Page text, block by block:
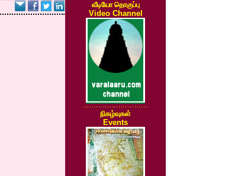
வீடியோ தொகுப்பு
Video Channel
நிகழ்வுகள்
Events